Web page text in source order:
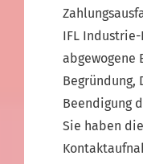
IFL
abgewogene
Begründung,
Beendigung
Sie haben